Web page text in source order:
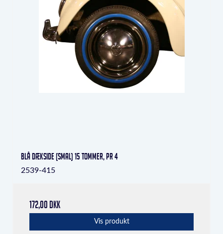
Blå dækside (smal) 15 tommer, pr 4
2539-415
172,00 DKK
Vis produkt